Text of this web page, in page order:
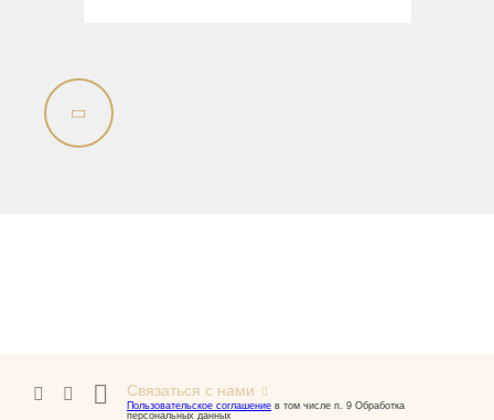
Связаться с нами
Пользовательское соглашение в том числе п. 9 Обработка
персональных данных